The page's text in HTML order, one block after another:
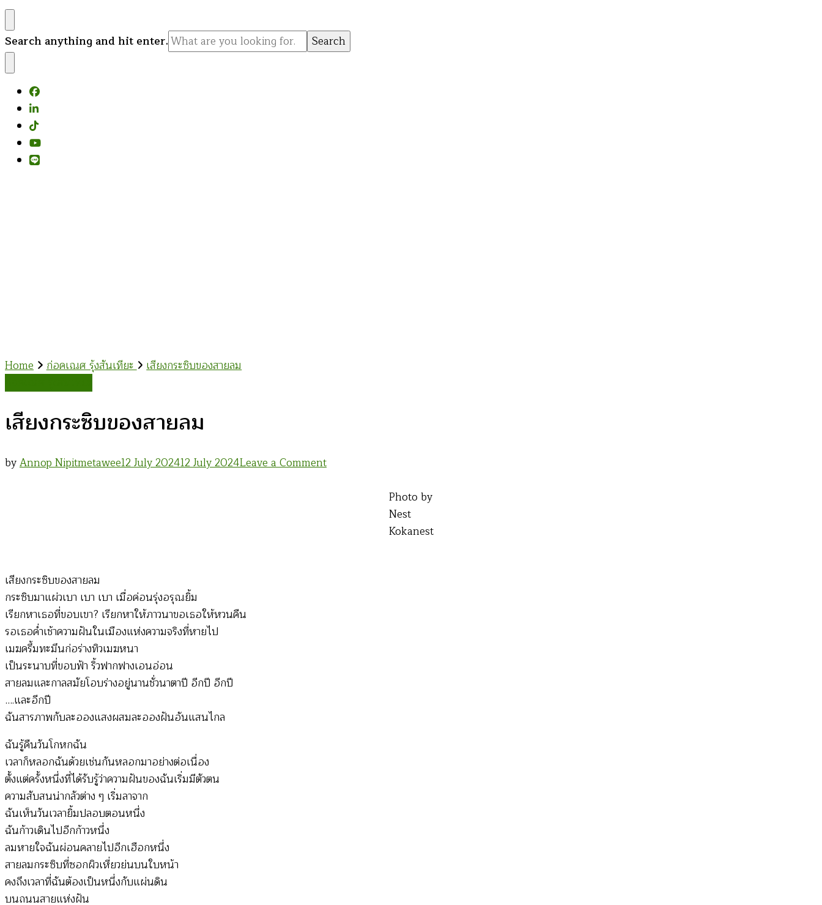
Looking
for
Something?
Search anything and hit enter.
Home ก่อคเณศ รุ้งสันเทียะ เสียงกระซิบของสายลม
เสียงกระซิบของสายลม
byAnnop Nipitmetawee12 July 202412 July 2024Leave a Commenton
Photo by
Nest
Kokanest
เสียงกระซิบของสายลม
กระซิบมาแผ่วเบา เบา เบา เมื่อค่อนรุ่งอรุณยิ้ม
เรียกหาเธอที่ขอบเขา? เรียกหาให้ภาวนาขอเธอให้หวนคืน
รอเธอค่ำเช้าความฝันในเมืองแห่งความจริงที่หายไป
เมฆครึ้มทะมึนก่อร่างทิวเมฆหนา
เป็นระนาบที่ขอบฟ้า ริ้วฟากฟางเอนอ่อน
สายลมและกาลสมัยโอบร่างอยู่นานชั่วนาตาปี อีกปี อีกปี
….และอีกปี
ฉันสารภาพกับละอองแสงผสมละอองฝันอันแสนไกล
ฉันรู้คืนวันโกหกฉัน
เวลาก็หลอกฉันด้วยเช่นกันหลอกมาอย่างต่อเนื่อง
ตั้งแต่ครั้งหนึ่งที่ได้รับรู้ว่าความฝันของฉันเริ่มมีตัวตน
ความสับสนน่ากลัวต่าง ๆ เริ่มลาจาก
ฉันเห็นวันเวลายิ้มปลอบตอนหนึ่ง
ฉันก้าวเดินไปอีกก้าวหนึ่ง
ลมหายใจฉันผ่อนคลายไปอีกเฮือกหนึ่ง
สายลมกระซิบที่ซอกผิวเหี่ยวย่นบนใบหน้า
คงถึงเวลาที่ฉันต้องเป็นหนึ่งกับแผ่นดิน
บนถนนสายแห่งฝัน